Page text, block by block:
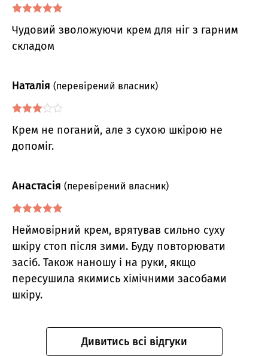
з 5
Чудовий зволожуючи крем для ніг з гарним
складом
в3з 5
Наталія (перевірений власник)
Крем не поганий, але з сухою шкірою не
допоміг.
з 5
Анастасія (перевірений власник)
Неймовірний крем, врятував сильно суху
шкіру стоп після зими. Буду повторювати
засіб. Також наношу і на руки, якщо
пересушила якимись хімічними засобами
шкіру.
Дивитись всі відгуки